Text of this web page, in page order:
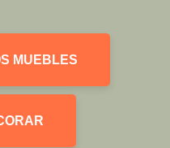
MUEBLES